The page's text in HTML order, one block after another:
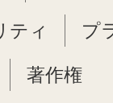
ティ プ
著作権